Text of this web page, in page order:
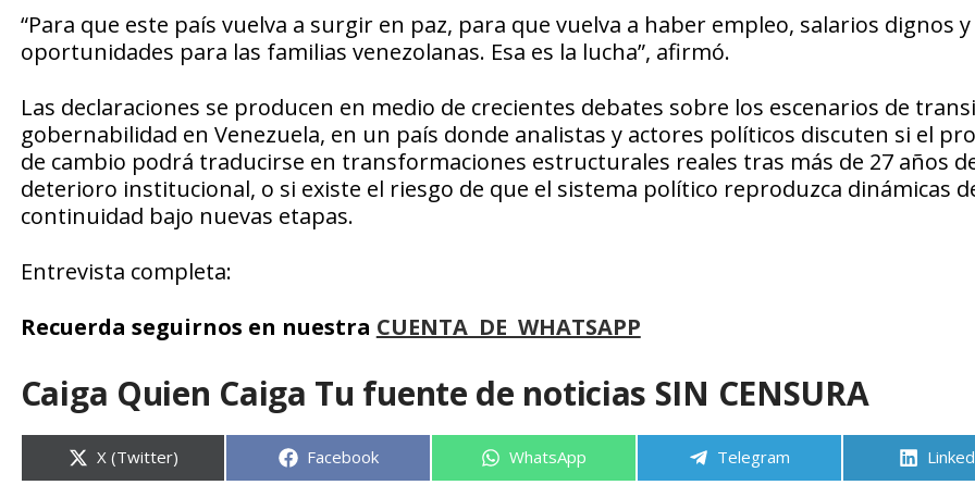
“Para que este país vuelva a surgir en paz, para que vuelva a haber empleo, salarios dignos y
oportunidades para las familias venezolanas. Esa es la lucha”, afirmó.
Las declaraciones se producen en medio de crecientes debates sobre los escenarios de
gobernabilidad en Venezuela, en un país donde analistas y actores políticos discuten si el
de cambio podrá traducirse en transformaciones estructurales reales tras más de 27 años
deterioro institucional, o si existe el riesgo de que el sistema político reproduzca dinámicas
continuidad bajo nuevas etapas.
Entrevista completa:
Recuerda seguirnos en nuestra CUENTA DE WHATSAPP
Caiga Quien Caiga Tu fuente de noticias SIN CENSURA
Compartir
en
X (Twitter) Compartir
Facebook Compartir
WhatsApp Compartir
Telegram